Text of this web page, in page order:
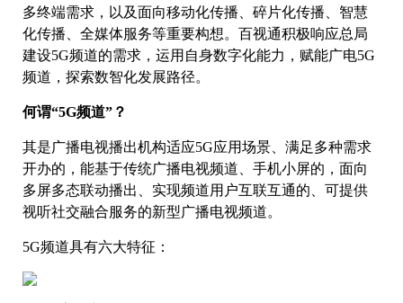
多终端需求，以及面向移动化传播、碎片化传播、智慧
化传播、全媒体服务等重要构想。百视通积极响应总局
建设5G频道的需求，运用自身数字化能力，赋能广电5G
频道，探索数智化发展路径。
何谓“5G频道”？
其是广播电视播出机构适应5G应用场景、满足多种需求
开办的，能基于传统广播电视频道、手机小屏的，面向
多屏多态联动播出、实现频道用户互联互通的、可提供
视听社交融合服务的新型广播电视频道。
5G频道具有六大特征：